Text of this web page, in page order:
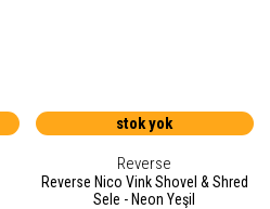
stok yok
Reverse
Reverse Nico Vink Shovel & Shred
Sele - Neon Yeşil